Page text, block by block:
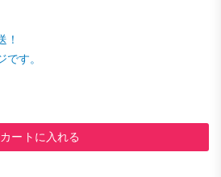
！
す。
カートに入れる